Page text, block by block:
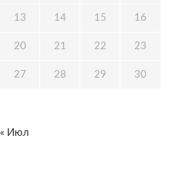
13 14 15 16
20 21 22 23
27 28 29 30
« Июл